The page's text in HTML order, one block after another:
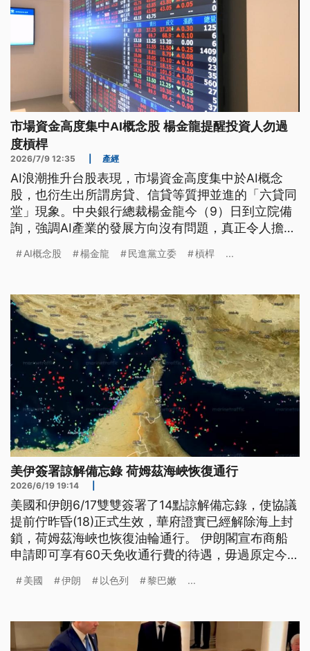
市場資金高度集中AI概念股 楊金龍提醒投資人勿過
度槓桿
2026/7/9 12:35 產經
AI浪潮推升台股表現，市場資金高度集中於AI概念
股，也衍生出所謂房貸、信貸等質押並進的「六貸同
堂」現象。中央銀行總裁楊金龍今（9）日到立院備
詢，強調AI產業的發展方向沒有問題，真正令人擔憂
桿。
AI概念股 楊金龍 民進黨立委 槓桿 ...
美伊簽署諒解備忘錄 荷姆茲海峽恢復通行
2026/6/19 19:14
美國和伊朗6/17雙雙簽署了14點諒解備忘錄，使協議
提前佇昨昏(18)正式生效，華府證實已經解除海上封
鎖，荷姆茲海峽也恢復油輪通行。 伊朗閣宣布商船
申請即可享有60天免收通行費的待遇，毋過原定今仔
范斯先前證實行程安排問題而延後。 而且根據親真
黎巴嫩用兵，推遲派遣代表團，為後續協商增添變
數。（新聞標題、導
美國 伊朗 以色列 黎巴嫩 ...